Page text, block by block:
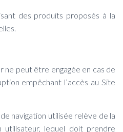
des produits proposés à la
ne peut être engagée en cas de
empêchant l’accès au Site
navigation utilisée relève de la
utilisateur, lequel doit prendre